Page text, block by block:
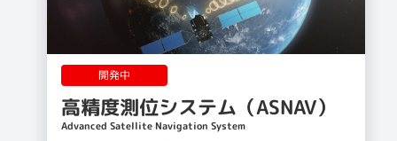
開発中
高精度測位システム（ASNAV）
Advanced Satellite Navigation System